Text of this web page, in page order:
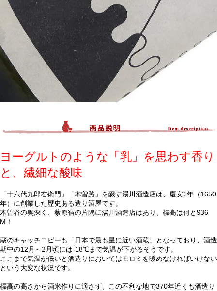
ヨーグルトのような「乳」を思わす香り
と、繊細な酸味
「十六代九郎右衛門」「木曽路」を醸す湯川酒造店は、慶安3年（1650
年）に創業した歴史ある造り酒屋です。
木曽谷の奥深く、薮原宿の片隅に湯川酒造店はあり、標高は何と936
M！
蔵のキャッチコピーも「日本で最も星に近い酒蔵」となっており、酒造
期中の12月～2月頃には-18℃まで気温が下がるそうです。
ここまで気温が低いと酒造りにおいてはモロミを暖めなければいけない
という大変な状況です。
標高の高さから酒米作りに適さず、この不利な地で370年近くも酒造り